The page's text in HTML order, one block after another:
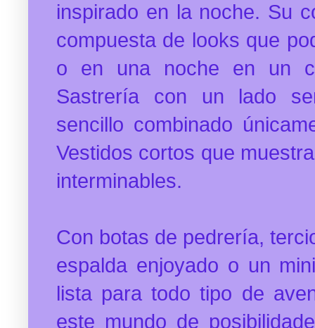
inspirado en la noche. Su
compuesta de looks que
o en una noche en un
Sastrería con un lado
sencillo combinado
Vestidos cortos que
interminables.
Con botas de pedrería,
espalda enjoyado o un
lista para todo tipo de
este mundo de